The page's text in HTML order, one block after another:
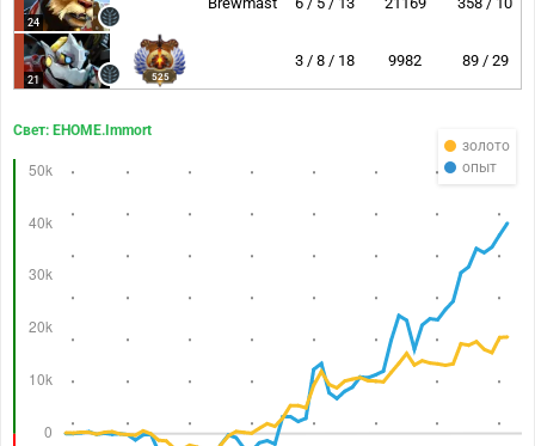
24
21 525
3 / 8 / 18 9982 89 / 29
золото
опыт
Свет: EHOME.Immort